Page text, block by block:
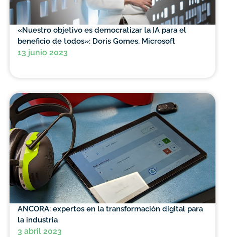
«Nuestro objetivo es democratizar la IA para el
beneficio de todos»: Doris Gomes, Microsoft
13 junio 2023
ANCORA: expertos en la transformación digital para
la industria
3 abril 2023